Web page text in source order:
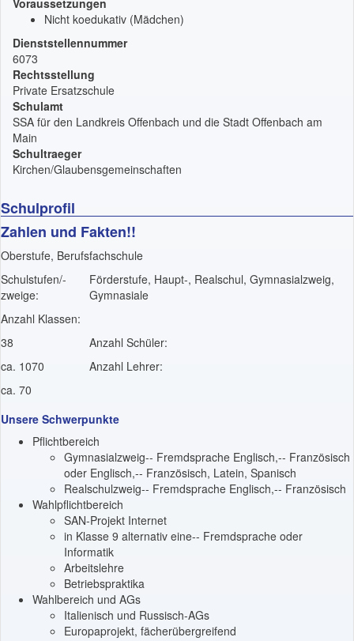
Nicht koedukativ (Mädchen)
Dienststellennummer
6073
Rechtsstellung
Private Ersatzschule
Schulamt
SSA für den Landkreis Offenbach und die Stadt Offenbach am
Main
Schultraeger
Kirchen/Glaubensgemeinschaften
Schulprofil
Zahlen und Fakten!!
Oberstufe, Berufsfachschule
Schulstufen/-
zweige:
Förderstufe, Haupt-, Realschul, Gymnasialzweig,
Gymnasiale
Anzahl Klassen:
38
Anzahl Schüler:
ca. 1070
Anzahl Lehrer:
ca. 70
Unsere Schwerpunkte
Pflichtbereich
Gymnasialzweig-- Fremdsprache Englisch,-- Französisch
oder Englisch,-- Französisch, Latein, Spanisch
Realschulzweig-- Fremdsprache Englisch,-- Französisch
Wahlpflichtbereich
SAN-Projekt Internet
in Klasse 9 alternativ eine-- Fremdsprache oder
Informatik
Arbeitslehre
Betriebspraktika
Wahlbereich und AGs
Italienisch und Russisch-AGs
Europaprojekt, fächerübergreifend